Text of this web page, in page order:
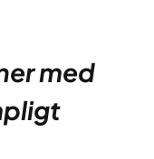
med